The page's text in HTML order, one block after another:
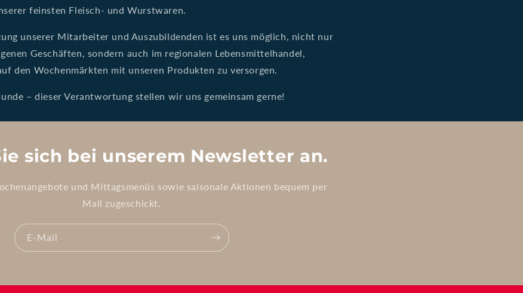
feinsten Fleisch- und Wurstwaren.
unserer Mitarbeiter und Auszubildenden ist es uns möglich, nicht nur
Geschäften, sondern auch im regionalen Lebensmittelhandel,
den Wochenmärkten mit unseren Produkten zu versorgen.
– dieser Verantwortung stellen wir uns gemeinsam gerne!
sich bei unserem Newsletter an.
und Mittagsmenüs sowie saisonale Aktionen bequem per
Mail zugeschickt.
E-Mail